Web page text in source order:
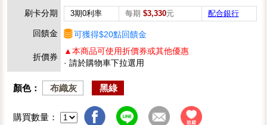
刷卡分期
3期0利率 每期 $3,330元 配合銀行
回饋金 可獲得$20點回饋金
折價券
▲本商品可使用折價券或其他優惠
· 請於購物車下拉選用
顏色： 布織灰 黑綠
購買數量：